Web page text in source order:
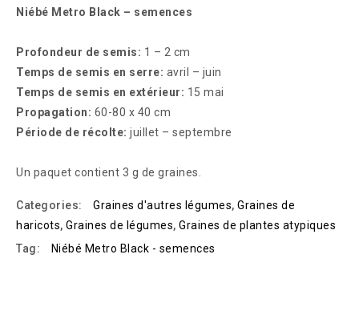
Niébé Metro Black – semences
Profondeur de semis: 1 – 2 cm
Temps de semis en serre: avril – juin
Temps de semis en extérieur: 15 mai
Propagation: 60-80 x 40 cm
Période de récolte: juillet – septembre
Un paquet contient 3 g de graines.
Categories: Graines d'autres légumes, Graines de
haricots, Graines de légumes, Graines de plantes atypiques
Tag:
Niébé Metro Black - semences